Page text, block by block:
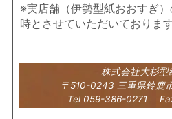
※実店舗（伊勢型紙おおすぎ
時とさせていただいております
株式会社大杉
〒510-0243 三重県鈴鹿
Tel 059-386-0271